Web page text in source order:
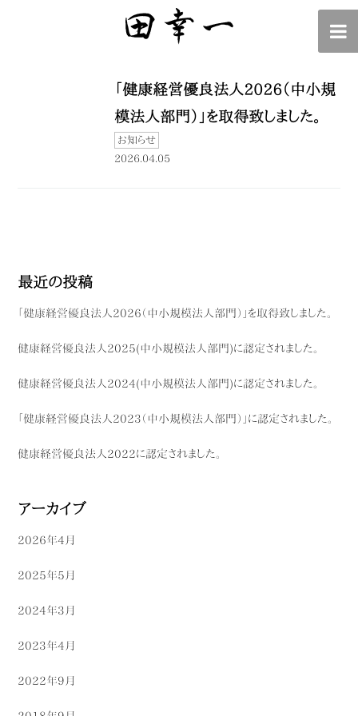
「健康経営優良法人2026（中小規
模法人部門）」を取得致しました。
お知らせ
2026.04.05
最近の投稿
「健康経営優良法人2026（中小規模法人部門）」を取得致しました。
健康経営優良法人2025(中小規模法人部門)に認定されました。
健康経営優良法人2024(中小規模法人部門)に認定されました。
「健康経営優良法人2023（中小規模法人部門）」に認定されました。
健康経営優良法人2022に認定されました。
アーカイブ
2026年4月
2025年5月
2024年3月
2023年4月
2022年9月